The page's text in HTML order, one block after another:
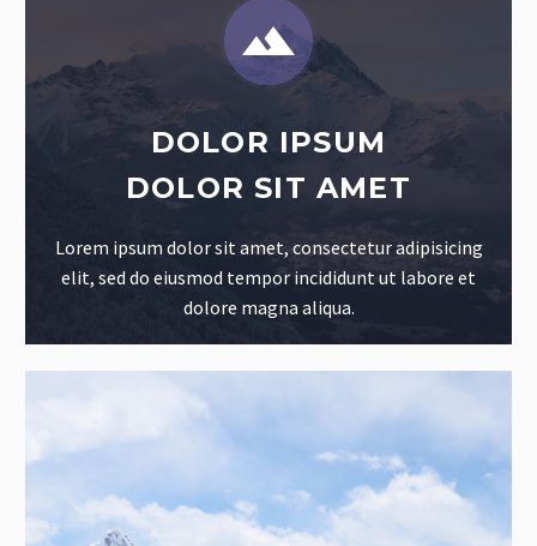


DOLOR IPSUM
DOLOR SIT AMET
Lorem ipsum dolor sit amet, consectetur adipisicing
elit, sed do eiusmod tempor incididunt ut labore et
dolore magna aliqua.